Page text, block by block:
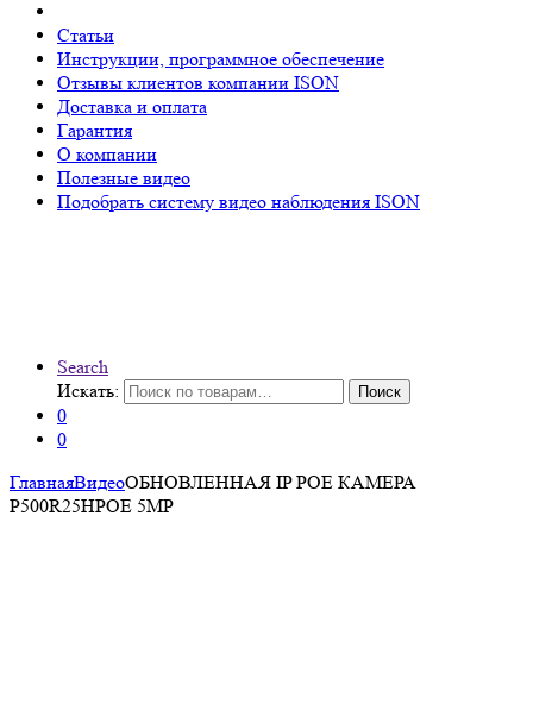
Статьи
Инструкции, программное обеспечение
Отзывы клиентов компании ISON
Доставка и оплата
Гарантия
О компании
Полезные видео
Подобрать систему видео наблюдения ISON
Search
Искать:
Поиск
0
0
ГлавнаяВидеоОБНОВЛЕННАЯ IP POE КАМЕРА
P500R25HPOE 5MP